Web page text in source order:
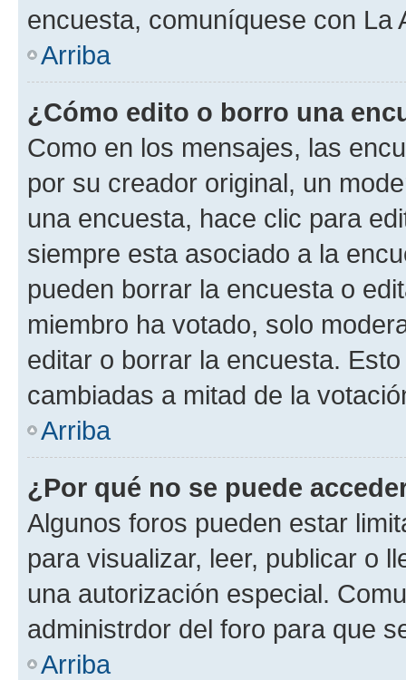
encuesta, comuníquese con La
Arriba
¿Cómo edito o borro una
Como en los mensajes, las
por su creador original, un
una encuesta, hace clic para
siempre esta asociado a la
pueden borrar la encuesta o
miembro ha votado, solo
editar o borrar la encuesta.
cambiadas a mitad de la
Arriba
¿Por qué no se puede
Algunos foros pueden estar
para visualizar, leer, publicar o
una autorización especial.
administrdor del foro para que
Arriba